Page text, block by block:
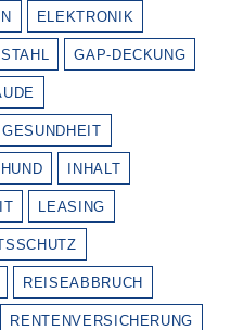
ELEKTRONIK
GAP-DECKUNG
GESUNDHEIT
HUND INHALT
LEASING
REISEABBRUCH
RENTENVERSICHERUNG